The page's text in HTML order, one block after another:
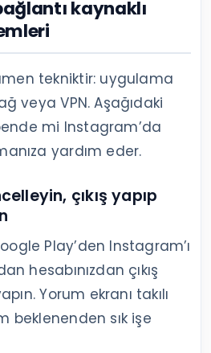
kaynaklı
tekniktir: uygulama
veya VPN. Aşağıdaki
mi Instagram’da
yardım eder.
çıkış yapıp
Play’den Instagram’ı
hesabınızdan çıkış
Yorum ekranı takılı
beklenenden sık işe